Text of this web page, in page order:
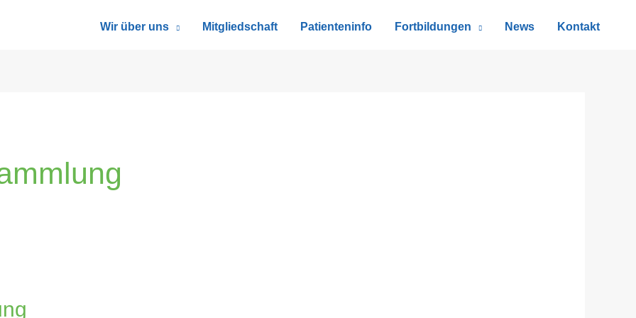
Wir über uns Mitgliedschaft Patienteninfo Fortbildungen News Kontakt